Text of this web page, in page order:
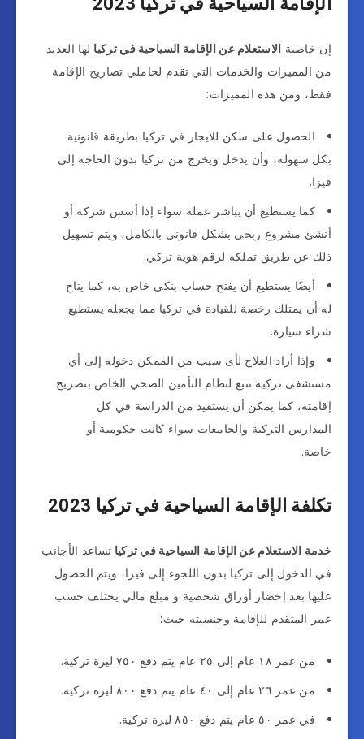
إن خاصية الاستعلام عن الإقامة السياحية في تركيا لها العديد
من المميزات والخدمات التي تقدم لحاملي تصاريح الإقامة
فقط، ومن هذه المميزات:
الحصول على سكن للايجار في تركيا بطريقة قانونية
بكل سهولة، وأن يدخل ويخرج من تركيا بدون الحاجة إلى
فيزا.
كما يستطيع أن يباشر عمله سواء إذا أسس شركة أو
أنشئ مشروع ربحي بشكل قانوني بالكامل، ويتم تسهيل
ذلك عن طريق تملكه لرقم هوية تركي.
أيضًا يستطيع أن يفتح حساب بنكي خاص به، كما يتاح
له أن يمتلك رخصة للقيادة في تركيا مما يجعله يستطيع
شراء سيارة.
وإذا أراد العلاج لأى سبب من الممكن دخوله إلى أي
مستشفى تركية تتبع لنظام التأمين الصحي الخاص بتصريح
إقامته، كما يمكن أن يستفيد من الدراسة في كل
المدارس التركية والجامعات سواء كانت حكومية أو
خاصة.
تكلفة الإقامة السياحية في تركيا 2023
خدمة الاستعلام عن الإقامة السياحية في تركيا تساعد الأجانب
في الدخول إلى تركيا بدون اللجوء إلى فيزا، ويتم الحصول
عليها بعد إحضار أوراق شخصية و مبلغ مالي يختلف حسب
عمر المتقدم للإقامة وجنسيته حيث:
من عمر ١٨ عام إلى ٢٥ عام يتم دفع ٧٥٠ ليرة تركية.
من عمر ٢٦ عام إلى ٤٠ عام يتم دفع ٨٠٠ ليرة تركية.
في عمر ٥٠ عام يتم دفع ٨٥٠ ليرة تركية.